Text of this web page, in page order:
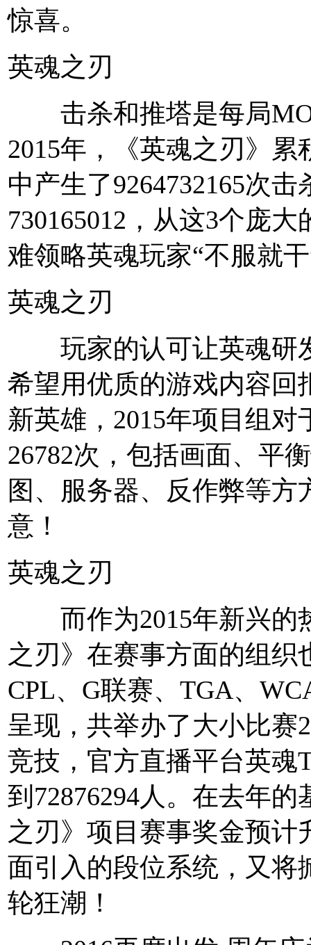
惊喜。
英魂之刃
击杀和推塔是每局
2015年，《英魂之刃》累
中产生了9264732165次
730165012，从这3个庞
难领略英魂玩家“不服就
英魂之刃
玩家的认可让英魂研
希望用优质的游戏内容回
新英雄，2015年项目组
26782次，包括画面、平
图、服务器、反作弊等
意！
英魂之刃
而作为2015年新兴的
之刃》在赛事方面的组织
CPL、G联赛、TGA、
呈现，共举办了大小比赛
竞技，官方直播平台英魂
到72876294人。在去年
之刃》项目赛事奖金预计
面引入的段位系统，又将
轮狂潮！